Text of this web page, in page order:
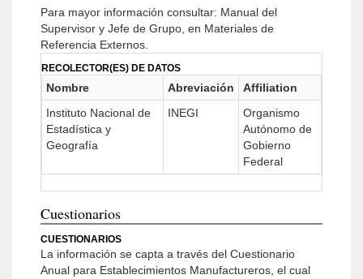
Para mayor información consultar: Manual del
Supervisor y Jefe de Grupo, en Materiales de
Referencia Externos.
RECOLECTOR(ES) DE DATOS
Nombre Abreviación
Affiliation
Instituto Nacional de
Estadística y
Geografía
INEGI
Organismo
Autónomo de
Gobierno
Federal
Cuestionarios
CUESTIONARIOS
La información se capta a través del Cuestionario
Anual para Establecimientos Manufactureros, el cual